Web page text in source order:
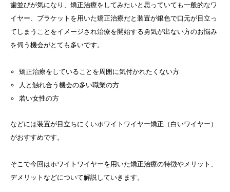
歯並びが気になり、矯正治療をしてみたいと思っていても一般的なワ
イヤー、ブラケットを用いた矯正治療だと装置が銀色で口元が目立っ
てしまうことをイメージされ治療を開始する勇気が出ない方のお悩み
を伺う機会がとても多いです。
矯正治療をしていることを周囲に気付かれたくない方
人と触れ合う機会の多い職業の方
若い女性の方
などには装置が目立ちにくいホワイトワイヤー矯正（白いワイヤー）
がおすすめです。
そこで今回はホワイトワイヤーを用いた矯正治療の特徴やメリット、
デメリットなどについて解説していきます。